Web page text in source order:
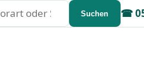
☎
Suchen